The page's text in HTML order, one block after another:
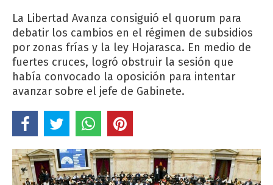
La Libertad Avanza consiguió el quorum para
debatir los cambios en el régimen de subsidios
por zonas frías y la ley Hojarasca. En medio de
fuertes cruces, logró obstruir la sesión que
había convocado la oposición para intentar
avanzar sobre el jefe de Gabinete.